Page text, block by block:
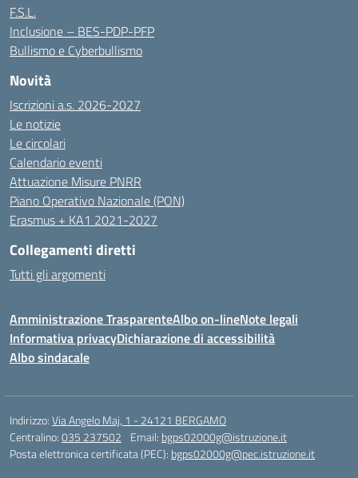
F.S.L.
Inclusione – BES-PDP-PFP
Bullismo e Cyberbullismo
Novità
Iscrizioni a.s. 2026-2027
Le notizie
Le circolari
Calendario eventi
Attuazione Misure PNRR
Piano Operativo Nazionale (PON)
Erasmus + KA1 2021-2027
Collegamenti diretti
Tutti gli argomenti
Amministrazione TrasparenteAlbo on-lineNote legali
Informativa privacyDichiarazione di accessibilità
Albo sindacale
Indirizzo:Via Angelo Maj, 1 - 24121 BERGAMO
Centralino:035 237502 Email: bgps02000g@istruzione.it
Posta elettronica certificata (PEC): bgps02000g@pec.istruzione.it